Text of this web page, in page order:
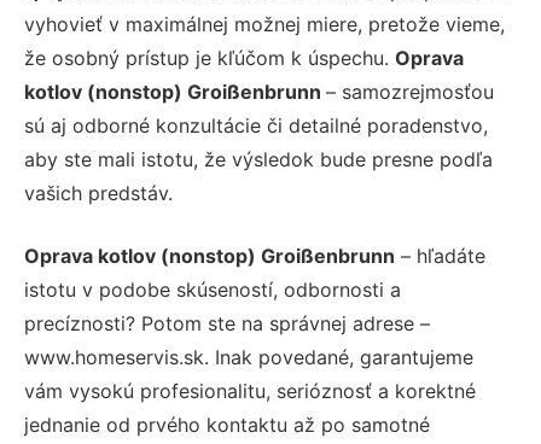
vyhovieť v maximálnej možnej miere, pretože vieme,
že osobný prístup je kľúčom k úspechu. Oprava
kotlov (nonstop) Groißenbrunn – samozrejmosťou
sú aj odborné konzultácie či detailné poradenstvo,
aby ste mali istotu, že výsledok bude presne podľa
vašich predstáv.
Oprava kotlov (nonstop) Groißenbrunn – hľadáte
istotu v podobe skúseností, odbornosti a
precíznosti? Potom ste na správnej adrese –
www.homeservis.sk. Inak povedané, garantujeme
vám vysokú profesionalitu, serióznosť a korektné
jednanie od prvého kontaktu až po samotné